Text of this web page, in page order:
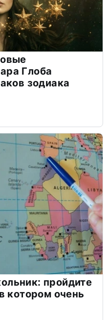
Глоба
зодиака
пройдите
котором очень